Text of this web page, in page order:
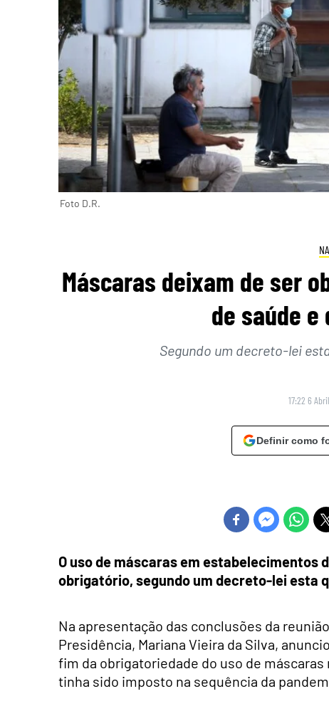
Foto D.R.
Máscaras deixam de ser
de saúde e
Segundo um decreto-lei
17:22 6
Definir como
O uso de máscaras em estabelecimentos
obrigatório, segundo um decreto-lei esta
Na apresentação das conclusões da
Presidência, Mariana Vieira da Silva,
fim da obrigatoriedade do uso de
tinha sido imposto na sequência da